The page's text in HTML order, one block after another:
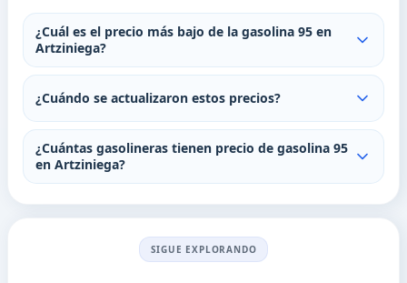
¿Cuál es el precio más bajo de la gasolina 95 en
Artziniega?
¿Cuándo se actualizaron estos precios?
¿Cuántas gasolineras tienen precio de gasolina 95
en Artziniega?
SIGUE EXPLORANDO